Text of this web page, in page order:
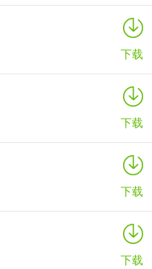
下载
下载
下载
下载